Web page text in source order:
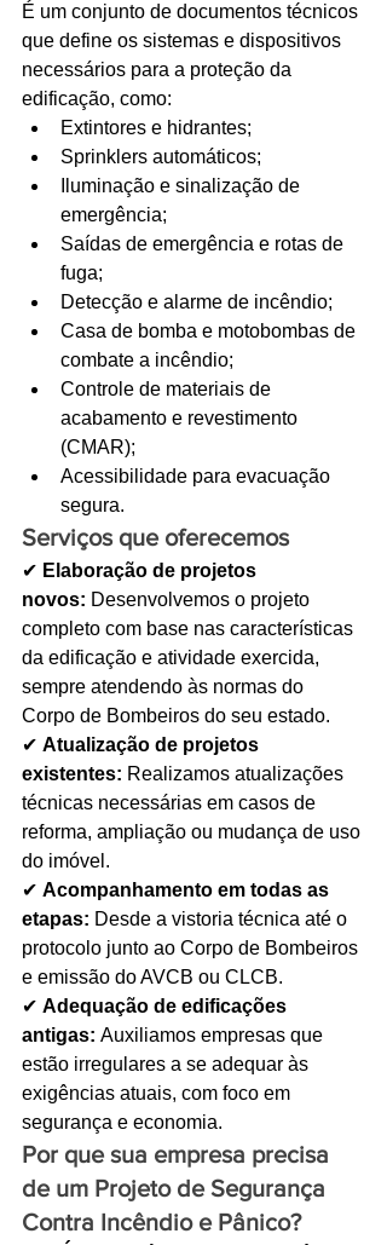
É um conjunto de documentos técnicos
que define os sistemas e dispositivos
necessários para a proteção da
edificação, como:
Extintores e hidrantes;
Sprinklers automáticos;
Iluminação e sinalização de
emergência;
Saídas de emergência e rotas de
fuga;
Detecção e alarme de incêndio;
Casa de bomba e motobombas de
combate a incêndio;
Controle de materiais de
acabamento e revestimento
(CMAR);
Acessibilidade para evacuação
segura.
Serviços que oferecemos
✔ Elaboração de projetos
novos: Desenvolvemos o projeto
completo com base nas características
da edificação e atividade exercida,
sempre atendendo às normas do
Corpo de Bombeiros do seu estado.
✔ Atualização de projetos
existentes: Realizamos atualizações
técnicas necessárias em casos de
reforma, ampliação ou mudança de uso
do imóvel.
✔ Acompanhamento em todas as
etapas: Desde a vistoria técnica até o
protocolo junto ao Corpo de Bombeiros
e emissão do AVCB ou CLCB.
✔ Adequação de edificações
antigas: Auxiliamos empresas que
estão irregulares a se adequar às
exigências atuais, com foco em
segurança e economia.
Por que sua empresa precisa
de um Projeto de Segurança
Contra Incêndio e Pânico?